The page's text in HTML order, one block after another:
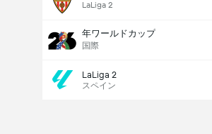
LaLiga 2
年ワールドカップ
国際
LaLiga 2
スペイン